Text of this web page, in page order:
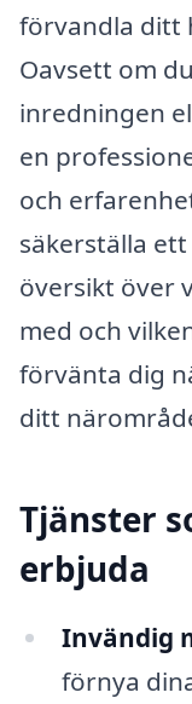
förvandla ditt
Oavsett om
inredningen
en
och
säkerställa
översikt över
med och
förvänta dig
ditt
Tjänster
erbjuda
Invändig
förnya